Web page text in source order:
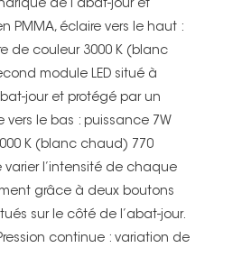
de l’abat-jour et
PMMA, éclaire vers le haut :
de couleur 3000 K (blanc
module LED situé à
jour et protégé par un
vers le bas : puissance 7W
K (blanc chaud) 770
varier l’intensité de chaque
grâce à deux boutons
sur le côté de l’abat-jour.
continue : variation de